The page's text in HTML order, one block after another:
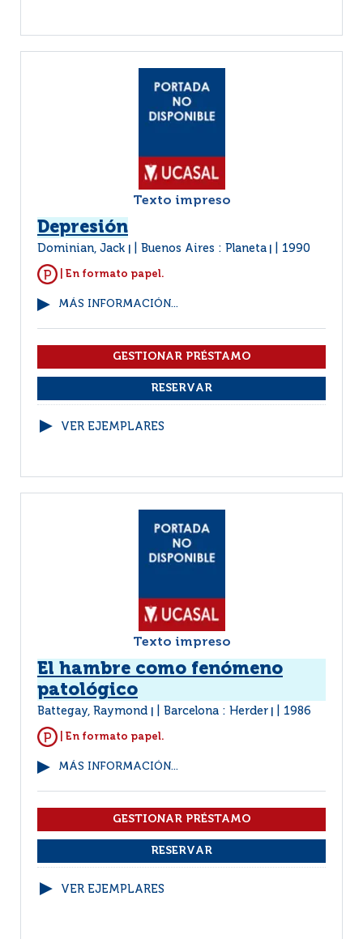
Texto impreso
Depresión
Dominian, Jack Buenos Aires : Planeta 1990
| En formato papel.
MÁS INFORMACIÓN...
VER EJEMPLARES
Texto impreso
El hambre como fenómeno
patológico
Battegay, Raymond Barcelona : Herder 1986
| En formato papel.
MÁS INFORMACIÓN...
VER EJEMPLARES